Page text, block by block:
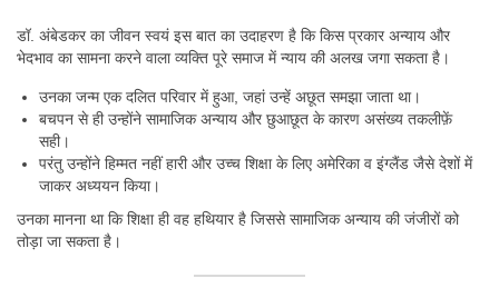
डॉ. अंबेडकर का जीवन स्वयं इस बात का उदाहरण है कि किस प्रकार अन्याय और
भेदभाव का सामना करने वाला व्यक्ति पूरे समाज में न्याय की अलख जगा सकता है।
उनका जन्म एक दलित परिवार में हुआ, जहां उन्हें अछूत समझा जाता था।
बचपन से ही उन्होंने सामाजिक अन्याय और छुआछूत के कारण असंख्य तकलीफ़ें
सही।
परंतु उन्होंने हिम्मत नहीं हारी और उच्च शिक्षा के लिए अमेरिका व इंग्लैंड जैसे देशों में
जाकर अध्ययन किया।
उनका मानना था कि शिक्षा ही वह हथियार है जिससे सामाजिक अन्याय की जंजीरों को
तोड़ा जा सकता है।